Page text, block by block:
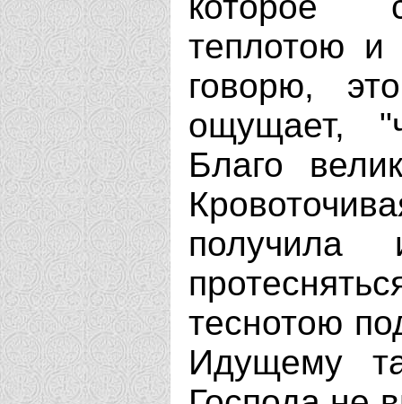
теплотою и
говорю,
ощущает,
Благо
теснотою
Идущему